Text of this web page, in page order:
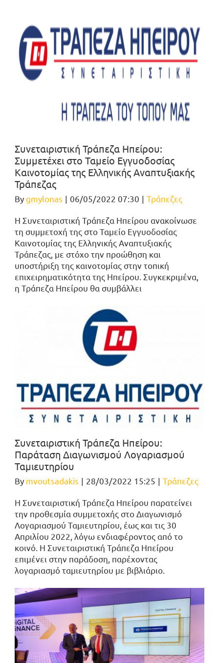
Συνεταιριστική Τράπεζα Ηπείρου:
Συμμετέχει στο Ταμείο Εγγυοδοσίας
Καινοτομίας της Ελληνικής Αναπτυξιακής
Τράπεζας
Bygmylonas | 06/05/2022 07:30 | Τράπεζες
Η Συνεταιριστική Τράπεζα Ηπείρου ανακοίνωσε
τη συμμετοχή της στο Ταμείο Εγγυοδοσίας
Καινοτομίας της Ελληνικής Αναπτυξιακής
Τράπεζας, με στόχο την προώθηση και
υποστήριξη της καινοτομίας στην τοπική
επιχειρηματικότητα της Ηπείρου. Συγκεκριμένα,
η Τράπεζα Ηπείρου θα συμβάλλει
Συνεταιριστική Τράπεζα Ηπείρου:
Παράταση Διαγωνισμού Λογαριασμού
Ταμιευτηρίου
By mvoutsadakis | 28/03/2022 15:25 | Τράπεζες
Η Συνεταιριστική Τράπεζα Ηπείρου παρατείνει
την προθεσμία συμμετοχής στο Διαγωνισμό
Λογαριασμού Ταμιευτηρίου, έως και τις 30
Απριλίου 2022, λόγω ενδιαφέροντος από το
κοινό. Η Συνεταιριστική Τράπεζα Ηπείρου
επιμένει στην παράδοση, παρέχοντας
λογαριασμό ταμιευτηρίου με βιβλιάριο.